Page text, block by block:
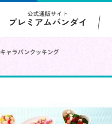
公式通販サイト
プレミアムバンダイ
キャラパンクッキング